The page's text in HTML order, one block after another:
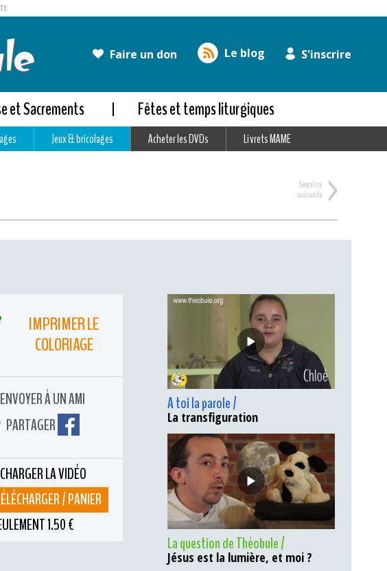
Faire un don Le blog S'inscrire
et Sacrements Fêtes et temps liturgiques
Jeux & bricolages Acheter les DVDs Livrets MAME
>
Semaine
suivante
IMPRIMER LE
COLORIAGE
ENVOYER À UN AMI
PARTAGER
LA VIDÉO
/ PANIER
1.50 €
A toi la parole /
La transfiguration
La question de Théobule /
Jésus est la lumière, et moi ?